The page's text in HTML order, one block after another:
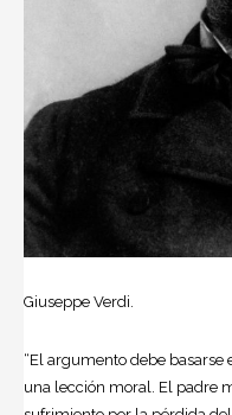
Giuseppe Verdi.
“El argumento debe
una lección moral. El padre